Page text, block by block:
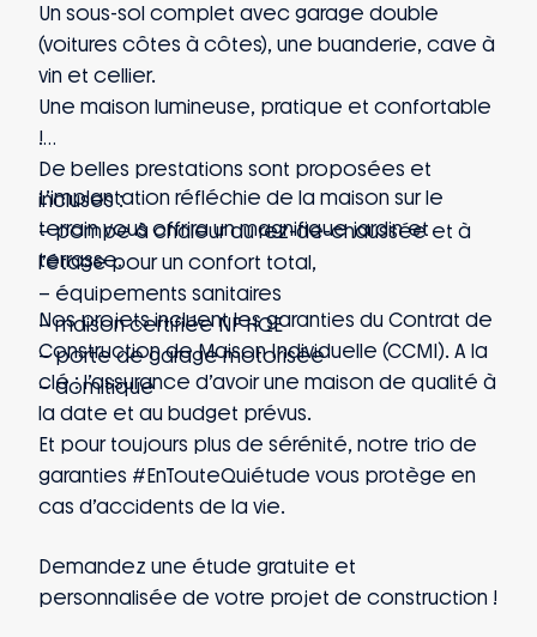
Un sous-sol complet avec garage double
(voitures côtes à côtes), une buanderie, cave à
vin et cellier.
Une maison lumineuse, pratique et confortable
!
De belles prestations sont proposées et
incluses :
– pompe à chaleur au rez-de-chaussée et à
l’étage pour un confort total,
– équipements sanitaires
– maison certifiée NF HQE
– porte de garage motorisée
– domitique
L’implantation réfléchie de la maison sur le
terrain vous offrira un magnifique jardin et
terrasse.
Nos projets incluent les garanties du Contrat de
Construction de Maison Individuelle (CCMI). A la
clé : l’assurance d’avoir une maison de qualité à
la date et au budget prévus.
Et pour toujours plus de sérénité, notre trio de
garanties #EnTouteQuiétude vous protège en
cas d’accidents de la vie.
Demandez une étude gratuite et
personnalisée de votre projet de construction !